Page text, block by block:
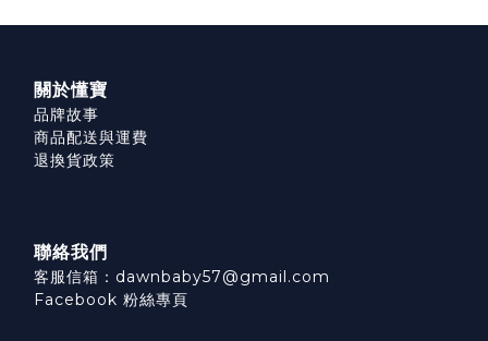
關於懂寶
品牌故事
商品配送與運費
退換貨政策
聯絡我們
客服信箱：dawnbaby57@gmail.com
Facebook 粉絲專頁